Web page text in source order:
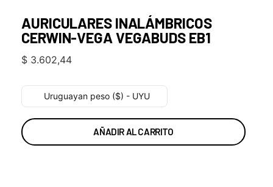
AURICULARES INALÁMBRICOS
CERWIN-VEGA VEGABUDS EB1
$ 3.602,44
Uruguayan peso ($) - UYU
AÑADIR AL CARRITO